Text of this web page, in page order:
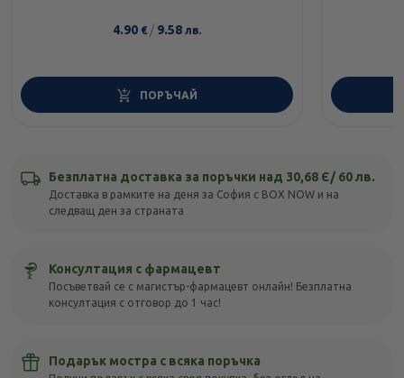
4.90 € / 9.58 лв.
ПОРЪЧАЙ
Безплатна доставка за поръчки над 30,68 Є/ 60 лв.
Доставка в рамките на деня за София с BOX NOW и на
следващ ден за страната
Консултация с фармацевт
Посъветвай се с магистър-фармацевт онлайн! Безплатна
консултация с отговор до 1 час!
Подарък мостра с всяка поръчка